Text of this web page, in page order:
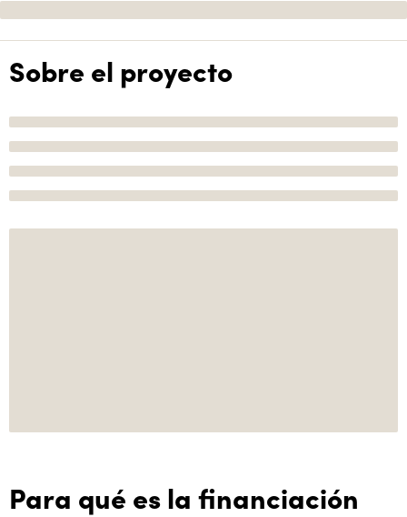
Sobre el proyecto
Para qué es la financiación